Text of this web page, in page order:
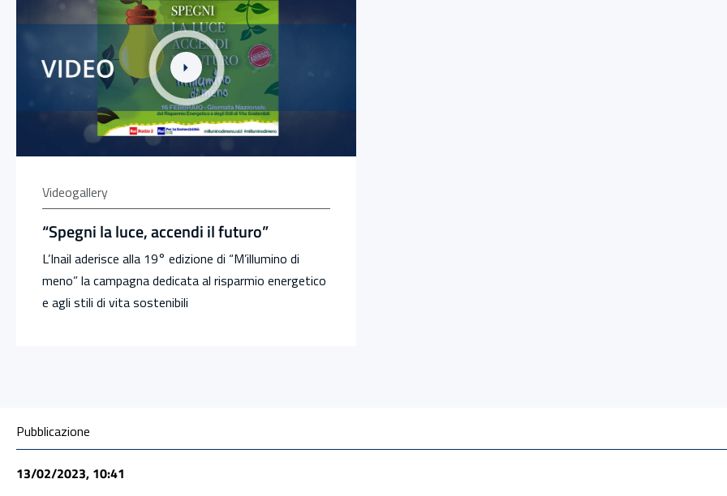
Videogallery
“Spegni la luce, accendi il futuro”
L’Inail aderisce alla 19° edizione di “M’illumino di
meno” la campagna dedicata al risparmio energetico
e agli stili di vita sostenibili
Condivisione social
Pubblicazione
13/02/2023, 10:41